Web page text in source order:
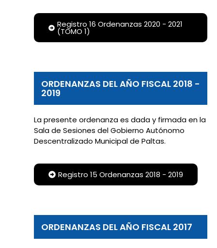
Registro 16 Ordenanzas 2020 - 2021
(TOMO 1)
ORDENANZAS DEL AÑO FISCAL 2018 -
2019
La presente ordenanza es dada y firmada en la
Sala de Sesiones del Gobierno Autónomo
Descentralizado Municipal de Paltas.
Registro 15 Ordenanzas 2018 - 2019
ORDENANZAS DEL AÑO FISCAL 2017